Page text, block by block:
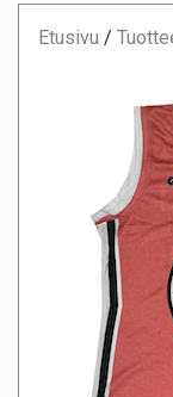
Etusivu /